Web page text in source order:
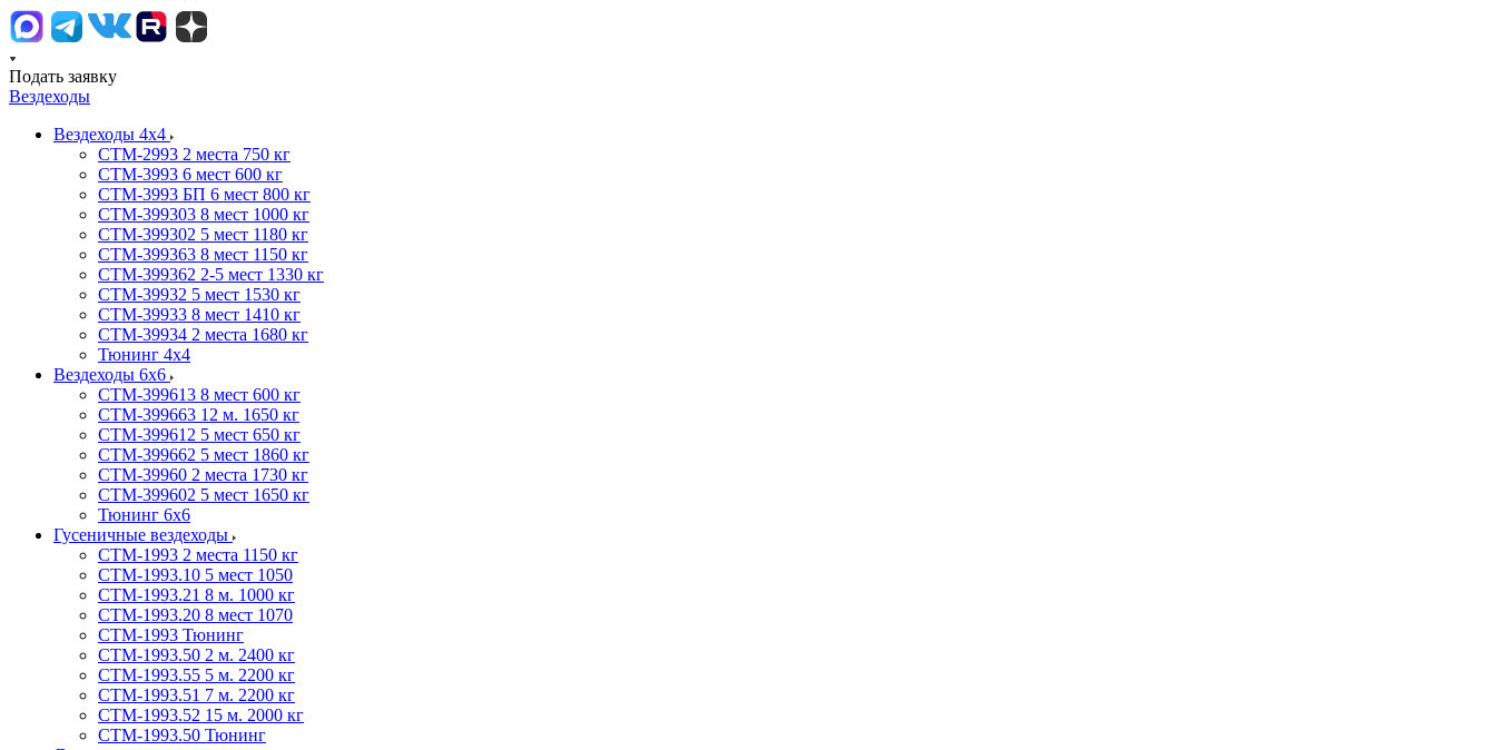
Подать заявку
Вездеходы
Вездеходы 4х4
СТМ-2993 2 места 750 кг
СТМ-3993 6 мест 600 кг
СТМ-3993 БП 6 мест 800 кг
СТМ-399303 8 мест 1000 кг
СТМ-399302 5 мест 1180 кг
СТМ-399363 8 мест 1150 кг
СТМ-399362 2-5 мест 1330 кг
СТМ-39932 5 мест 1530 кг
СТМ-39933 8 мест 1410 кг
СТМ-39934 2 места 1680 кг
Тюнинг 4х4
Вездеходы 6х6
СТМ-399613 8 мест 600 кг
СТМ-399663 12 м. 1650 кг
СТМ-399612 5 мест 650 кг
СТМ-399662 5 мест 1860 кг
СТМ-39960 2 места 1730 кг
СТМ-399602 5 мест 1650 кг
Тюнинг 6х6
Гусеничные вездеходы
СТМ-1993 2 места 1150 кг
СТМ-1993.10 5 мест 1050
СТМ-1993.21 8 м. 1000 кг
СТМ-1993.20 8 мест 1070
СТМ-1993 Тюнинг
СТМ-1993.50 2 м. 2400 кг
СТМ-1993.55 5 м. 2200 кг
СТМ-1993.51 7 м. 2200 кг
СТМ-1993.52 15 м. 2000 кг
СТМ-1993.50 Тюнинг